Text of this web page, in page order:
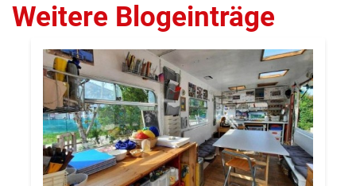
Weitere Blogeinträge